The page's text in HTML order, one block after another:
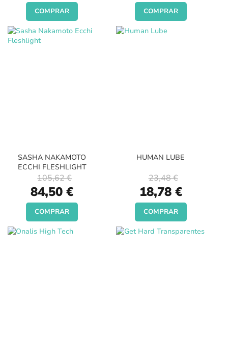
COMPRAR COMPRAR
SASHA NAKAMOTO
ECCHI FLESHLIGHT
Special
Price
84,50 €
105,62 €
COMPRAR
HUMAN LUBE
Special
Price
18,78 €
23,48 €
COMPRAR